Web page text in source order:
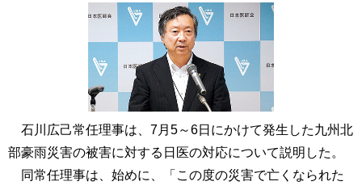
石川広己常任理事は、7月5～6日にかけて発生した九州北
部豪雨災害の被害に対する日医の対応について説明した。
同常任理事は、始めに、「この度の災害で亡くなられた